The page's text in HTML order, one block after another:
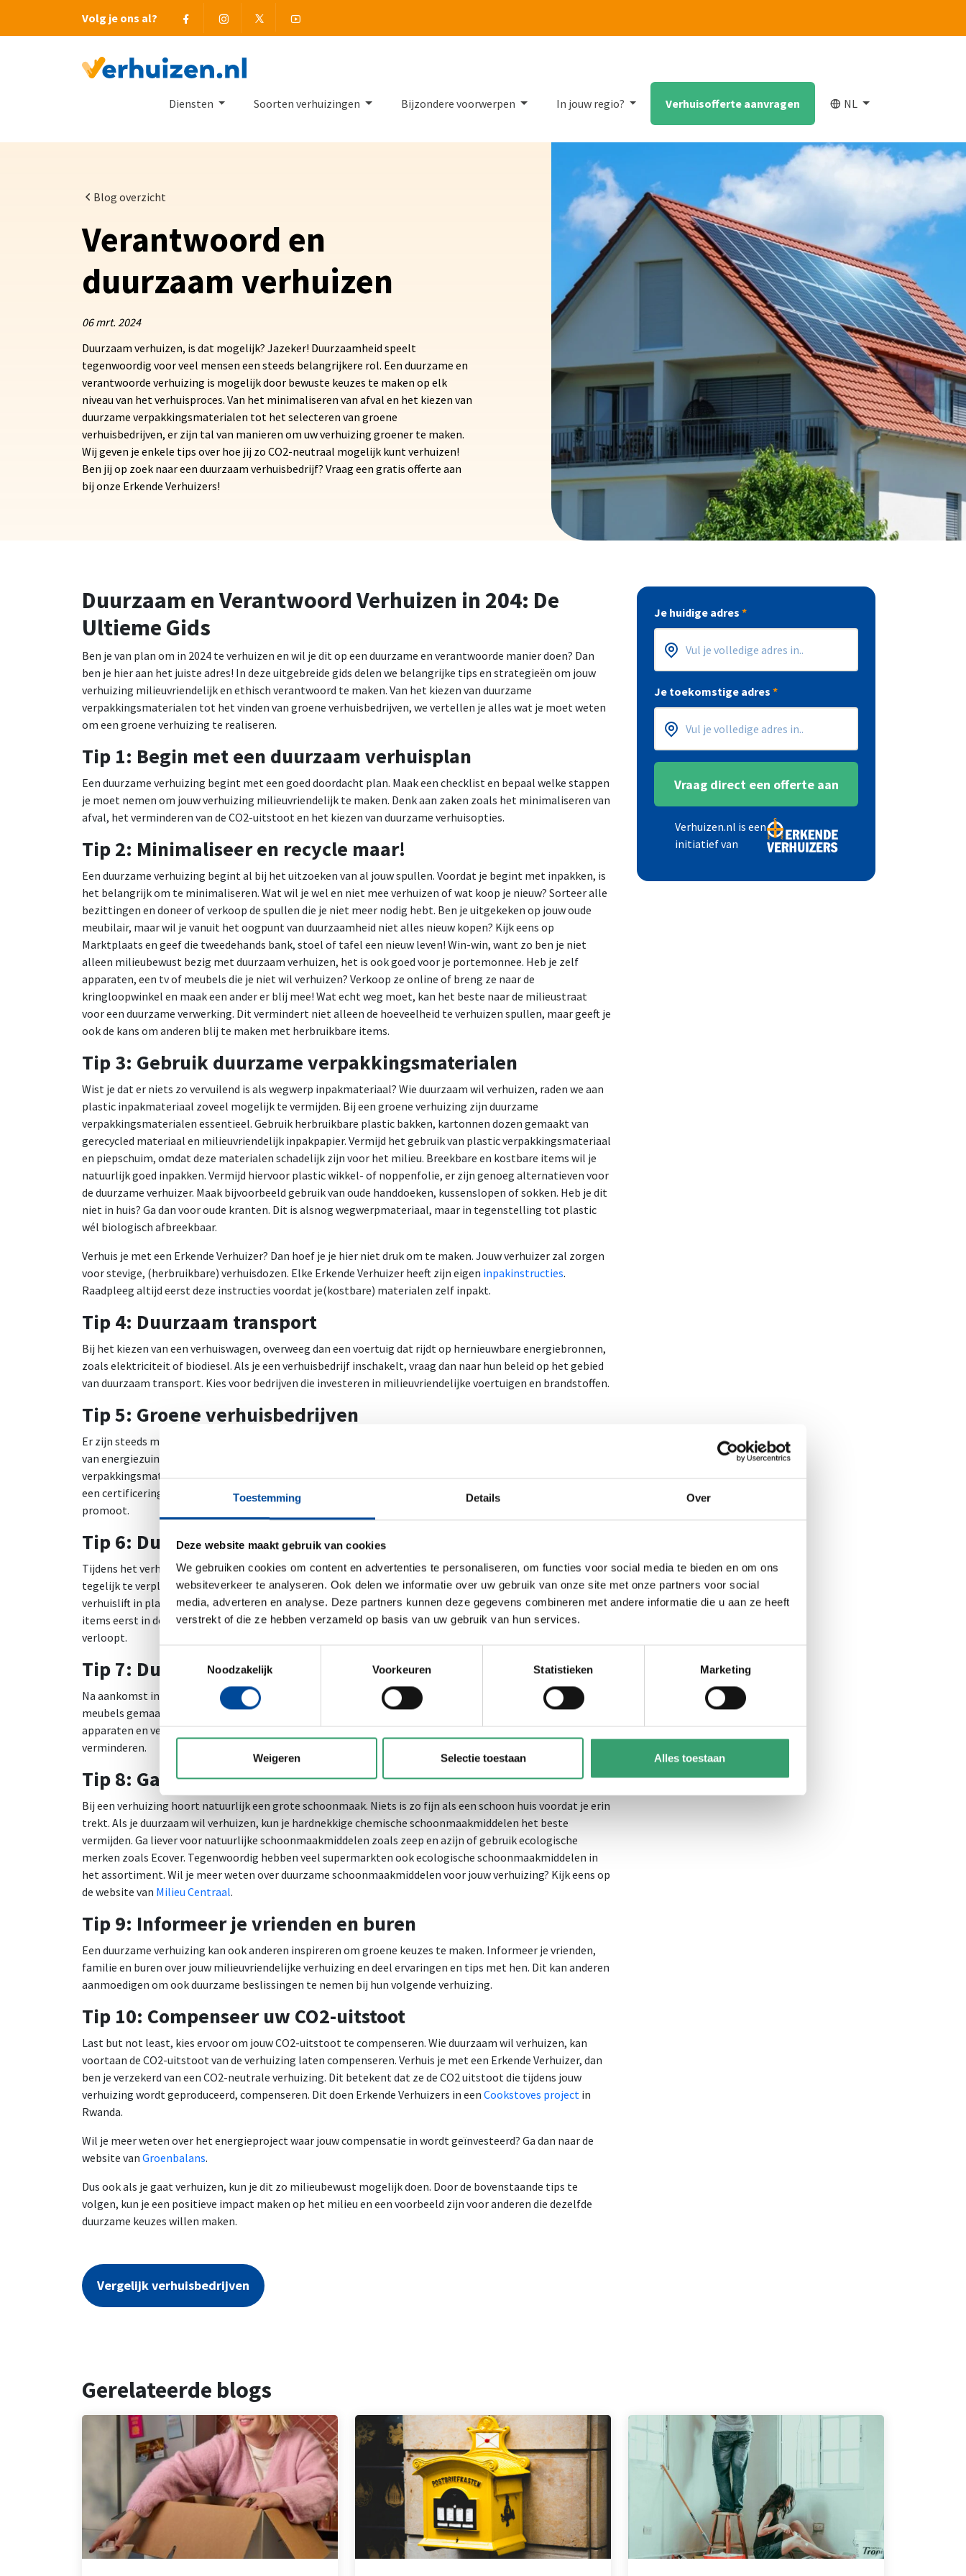
Toestemming Details Over
Deze website maakt gebruik van cookies
We gebruiken cookies om content en advertenties te personaliseren, om functies voor social media te bieden en om ons
websiteverkeer te analyseren. Ook delen we informatie over uw gebruik van onze site met onze partners voor social
media, adverteren en analyse. Deze partners kunnen deze gegevens combineren met andere informatie die u aan ze heeft
verstrekt of die ze hebben verzameld op basis van uw gebruik van hun services.
Noodzakelijk
Voorkeuren Statistieken Marketing
Weigeren Selectie toestaan Alles toestaan
Volg je ons al? Facebook InstagramTwitter
Diensten Soorten verhuizingen Bijzondere voorwerpen In jouw regio? Verhuisofferte aanvragen NL
Blog overzicht
Verantwoord en
duurzaam verhuizen
06 mrt. 2024
Duurzaam verhuizen, is dat mogelijk? Jazeker! Duurzaamheid speelt
tegenwoordig voor veel mensen een steeds belangrijkere rol. Een duurzame en
verantwoorde verhuizing is mogelijk door bewuste keuzes te maken op elk
niveau van het verhuisproces. Van het minimaliseren van afval en het kiezen van
duurzame verpakkingsmaterialen tot het selecteren van groene
verhuisbedrijven, er zijn tal van manieren om uw verhuizing groener te maken.
Wij geven je enkele tips over hoe jij zo CO2-neutraal mogelijk kunt verhuizen!
Ben jij op zoek naar een duurzaam verhuisbedrijf? Vraag een gratis offerte aan
bij onze Erkende Verhuizers!
Duurzaam en Verantwoord Verhuizen in 204: De
Ultieme Gids
Ben je van plan om in 2024 te verhuizen en wil je dit op een duurzame en verantwoorde manier doen? Dan
ben je hier aan het juiste adres! In deze uitgebreide gids delen we belangrijke tips en strategieën om jouw
verhuizing milieuvriendelijk en ethisch verantwoord te maken. Van het kiezen van duurzame
verpakkingsmaterialen tot het vinden van groene verhuisbedrijven, we vertellen je alles wat je moet weten
om een groene verhuizing te realiseren.
Tip 1: Begin met een duurzaam verhuisplan
Een duurzame verhuizing begint met een goed doordacht plan. Maak een checklist en bepaal welke stappen
je moet nemen om jouw verhuizing milieuvriendelijk te maken. Denk aan zaken zoals het minimaliseren van
afval, het verminderen van de CO2-uitstoot en het kiezen van duurzame verhuisopties.
Tip 2: Minimaliseer en recycle maar!
Een duurzame verhuizing begint al bij het uitzoeken van al jouw spullen. Voordat je begint met inpakken, is
het belangrijk om te minimaliseren. Wat wil je wel en niet mee verhuizen of wat koop je nieuw? Sorteer alle
bezittingen en doneer of verkoop de spullen die je niet meer nodig hebt. Ben je uitgekeken op jouw oude
meubilair, maar wil je vanuit het oogpunt van duurzaamheid niet alles nieuw kopen? Kijk eens op
Marktplaats en geef die tweedehands bank, stoel of tafel een nieuw leven! Win-win, want zo ben je niet
alleen milieubewust bezig met duurzaam verhuizen, het is ook goed voor je portemonnee. Heb je zelf
apparaten, een tv of meubels die je niet wil verhuizen? Verkoop ze online of breng ze naar de
kringloopwinkel en maak een ander er blij mee! Wat echt weg moet, kan het beste naar de milieustraat
voor een duurzame verwerking. Dit vermindert niet alleen de hoeveelheid te verhuizen spullen, maar geeft je
ook de kans om anderen blij te maken met herbruikbare items.
Tip 3: Gebruik duurzame verpakkingsmaterialen
Wist je dat er niets zo vervuilend is als wegwerp inpakmateriaal? Wie duurzaam wil verhuizen, raden we aan
plastic inpakmateriaal zoveel mogelijk te vermijden. Bij een groene verhuizing zijn duurzame
verpakkingsmaterialen essentieel. Gebruik herbruikbare plastic bakken, kartonnen dozen gemaakt van
gerecycled materiaal en milieuvriendelijk inpakpapier. Vermijd het gebruik van plastic verpakkingsmateriaal
en piepschuim, omdat deze materialen schadelijk zijn voor het milieu. Breekbare en kostbare items wil je
natuurlijk goed inpakken. Vermijd hiervoor plastic wikkel- of noppenfolie, er zijn genoeg alternatieven voor
de duurzame verhuizer. Maak bijvoorbeeld gebruik van oude handdoeken, kussenslopen of sokken. Heb je dit
niet in huis? Ga dan voor oude kranten. Dit is alsnog wegwerpmateriaal, maar in tegenstelling tot plastic
wél biologisch afbreekbaar.
Verhuis je met een Erkende Verhuizer? Dan hoef je je hier niet druk om te maken. Jouw verhuizer zal zorgen
voor stevige, (herbruikbare) verhuisdozen. Elke Erkende Verhuizer heeft zijn eigen inpakinstructies.
Raadpleeg altijd eerst deze instructies voordat je(kostbare) materialen zelf inpakt.
Tip 4: Duurzaam transport
Bij het kiezen van een verhuiswagen, overweeg dan een voertuig dat rijdt op hernieuwbare energiebronnen,
zoals elektriciteit of biodiesel. Als je een verhuisbedrijf inschakelt, vraag dan naar hun beleid op het gebied
van duurzaam transport. Kies voor bedrijven die investeren in milieuvriendelijke voertuigen en brandstoffen.
Tip 5: Groene verhuisbedrijven
Er zijn steeds meer verhuisbedrijven die duurzaamheid hoog in het vaandel hebben staan. Ze maken gebruik
van energiezuinige voertuigen, implementeren efficiënte routeplanning en recyclen
verpakkingsmaterialen. Kies bij het aanvragen van een offerte op onze website voor het verhuisbedrijf met
een certificering voor duurzaamheid of die lid zijn van een brancheorganisatie die groene praktijken
promoot.
Tip 6: Duurzaam laden en lossen
Tijdens het verhuisproces kun je ook duurzame praktijken toepassen. Probeer zoveel mogelijk items
tegelijk te verplaatsen om het aantal transportritten te verminderen. Gebruik indien mogelijk een
verhuislift in plaats van de trap om energie te besparen. Daarnaast kun je ook overwegen om zwaardere
items eerst in de verhuiswagen te plaatsen, zodat ze als eerste worden uitgeladen en het proces efficiënter
verloopt.
Tip 7: Duurzame inrichting van je nieuwe huis
Na aankomst in jouw nieuwe huis is het tijd om duurzame keuzes te maken bij het inrichten. Kies voor
meubels gemaakt van gerecycled materiaal of hout uit duurzaam beheerde bossen. Gebruik energiezuinige
apparaten en verlichting en overweeg het installeren van zonnepanelen om je energieverbruik te
verminderen.
Tip 8: Ga voor duurzame schoonmaakmiddelen
Bij een verhuizing hoort natuurlijk een grote schoonmaak. Niets is zo fijn als een schoon huis voordat je erin
trekt. Als je duurzaam wil verhuizen, kun je hardnekkige chemische schoonmaakmiddelen het beste
vermijden. Ga liever voor natuurlijke schoonmaakmiddelen zoals zeep en azijn of gebruik ecologische
merken zoals Ecover. Tegenwoordig hebben veel supermarkten ook ecologische schoonmaakmiddelen in
het assortiment. Wil je meer weten over duurzame schoonmaakmiddelen voor jouw verhuizing? Kijk eens op
de website van Milieu Centraal.
Tip 9: Informeer je vrienden en buren
Een duurzame verhuizing kan ook anderen inspireren om groene keuzes te maken. Informeer je vrienden,
familie en buren over jouw milieuvriendelijke verhuizing en deel ervaringen en tips met hen. Dit kan anderen
aanmoedigen om ook duurzame beslissingen te nemen bij hun volgende verhuizing.
Tip 10: Compenseer uw CO2-uitstoot
Last but not least, kies ervoor om jouw CO2-uitstoot te compenseren. Wie duurzaam wil verhuizen, kan
voortaan de CO2-uitstoot van de verhuizing laten compenseren. Verhuis je met een Erkende Verhuizer, dan
ben je verzekerd van een CO2-neutrale verhuizing. Dit betekent dat ze de CO2 uitstoot die tijdens jouw
verhuizing wordt geproduceerd, compenseren. Dit doen Erkende Verhuizers in een Cookstoves project in
Rwanda.
Wil je meer weten over het energieproject waar jouw compensatie in wordt geïnvesteerd? Ga dan naar de
website van Groenbalans.
Dus ook als je gaat verhuizen, kun je dit zo milieubewust mogelijk doen. Door de bovenstaande tips te
volgen, kun je een positieve impact maken op het milieu en een voorbeeld zijn voor anderen die dezelfde
duurzame keuzes willen maken.
Vergelijk verhuisbedrijven
Je huidige adres *
Postcode*
Huisnummer*
Je toekomstige adres *
Postcode
Huisnummer
Vraag direct een offerte aan
Verhuizen.nl is een
initiatief van
Gerelateerde blogs